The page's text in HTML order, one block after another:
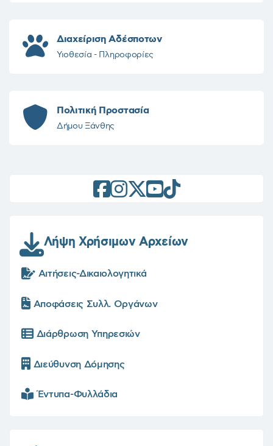
Διαχείριση Αδέσποτων
Υιοθεσία - Πληροφορίες
Πολιτική Προστασία
Δήμου Ξάνθης
Λήψη Χρήσιμων Αρχείων
Αιτήσεις-Δικαιολογητικά
Αποφάσεις Συλλ. Οργάνων
Διάρθρωση Υπηρεσιών
Διεύθυνση Δόμησης
Έντυπα-Φυλλάδια